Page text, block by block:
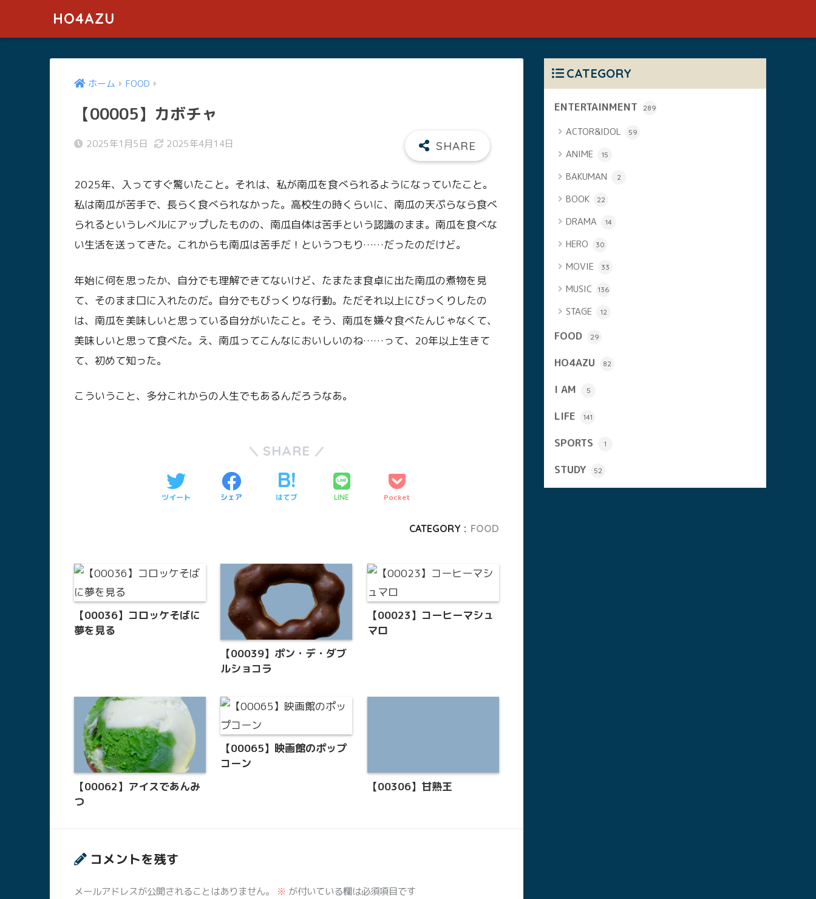
HO4AZU
ホーム FOOD
【00005】カボチャ
2025年1月5日 2025年4月14日
2025年、入ってすぐ驚いたこと。それは、私が南瓜を食べられるようになっていたこと。
私は南瓜が苦手で、長らく食べられなかった。高校生の時くらいに、南瓜の天ぷらなら食べ
られるというレベルにアップしたものの、南瓜自体は苦手という認識のまま。南瓜を食べな
い生活を送ってきた。これからも南瓜は苦手だ！というつもり……だったのだけど。
年始に何を思ったか、自分でも理解できてないけど、たまたま食卓に出た南瓜の煮物を見
て、そのまま口に入れたのだ。自分でもびっくりな行動。ただそれ以上にびっくりしたの
は、南瓜を美味しいと思っている自分がいたこと。そう、南瓜を嫌々食べたんじゃなくて、
美味しいと思って食べた。え、南瓜ってこんなにおいしいのね……って、20年以上生きて
て、初めて知った。
こういうこと、多分これからの人生でもあるんだろうなあ。
SHARE
ツイート シェア はてブ LINE Pocket
CATEGORY : FOOD
【00036】コロッケそばに
夢を見る
【00039】ポン・デ・ダブ
ルショコラ
【00023】コーヒーマシュ
マロ
【00062】アイスであんみ
つ
【00065】映画館のポップ
コーン
【00306】甘熟王
コメントを残す
メールアドレスが公開されることはありません。 ※ が付いている欄は必須項目です
CATEGORY
ENTERTAINMENT 289
ACTOR&IDOL 59
ANIME 15
BAKUMAN 2
BOOK 22
DRAMA 14
HERO 30
MOVIE 33
MUSIC 136
STAGE 12
FOOD 29
HO4AZU 82
I AM 5
LIFE 141
SPORTS 1
STUDY 52